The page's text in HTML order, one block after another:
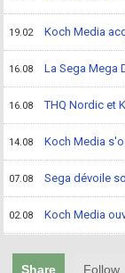
19.02 Koch Media
16.08 La Sega Mega
16.08 THQ Nordic et
14.08 Koch Media
07.08 Sega dévoile
02.08 Koch Media
Share Follow